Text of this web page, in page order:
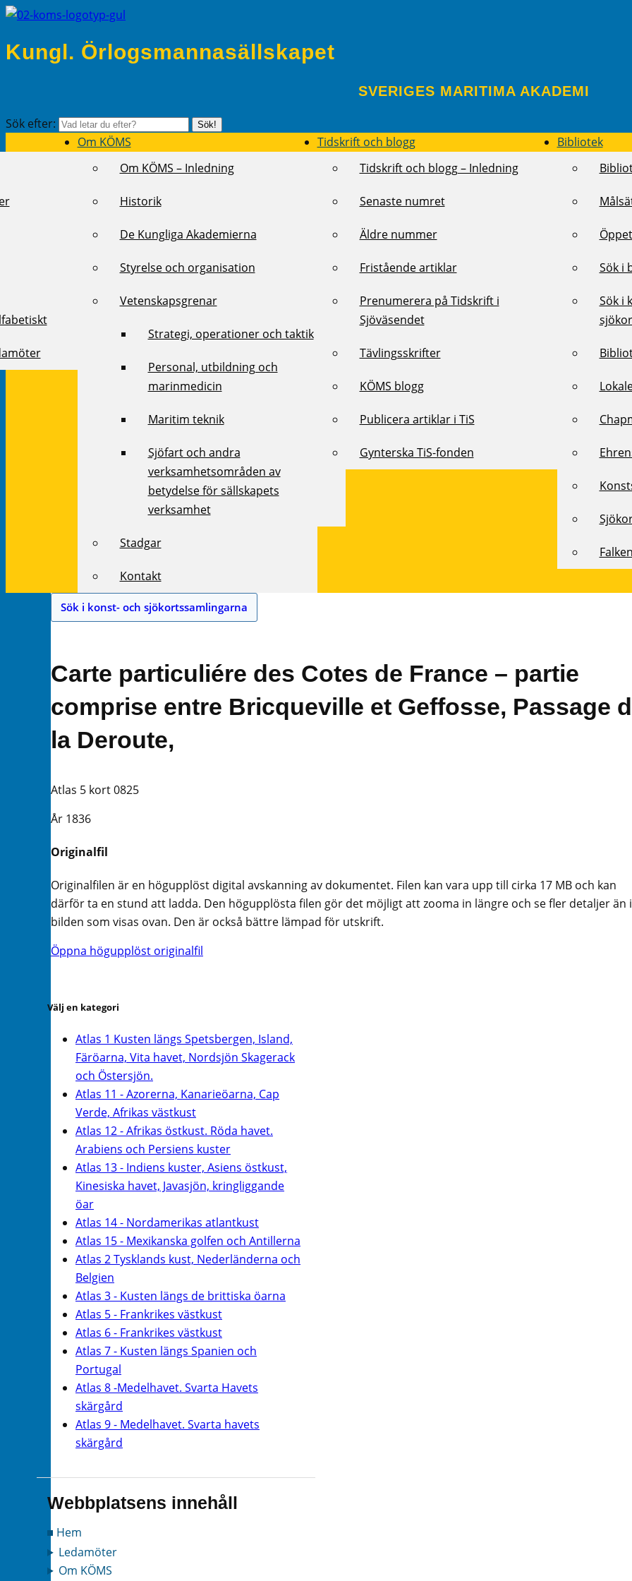
Kungl. Örlogsmannasällskapet
SVERIGES MARITIMA AKADEMI
Sök efter: Sök!
Om KÖMS
Om KÖMS – Inledning
Historik
De Kungliga Akademierna
Styrelse och organisation
Vetenskapsgrenar
Strategi, operationer och taktik
Personal, utbildning och
marinmedicin
Maritim teknik
Sjöfart och andra
verksamhetsområden av
betydelse för sällskapets
verksamhet
Stadgar
Kontakt
Tidskrift och blogg
Tidskrift och blogg – Inledning
Senaste numret
Äldre nummer
Fristående artiklar
Prenumerera på Tidskrift i
Sjöväsendet
Tävlingsskrifter
KÖMS blogg
Publicera artiklar i TiS
Gynterska TiS-fonden
Bibliotek
Sök i
Sök i
Sök i konst- och sjökortssamlingarna
Carte particuliére des Cotes de France – partie
comprise entre Bricqueville et Geffosse, Passage
la Deroute,
Atlas 5 kort 0825
År 1836
Originalfil
Originalfilen är en högupplöst digital avskanning av dokumentet. Filen kan vara upp till cirka 17 MB och kan
därför ta en stund att ladda. Den högupplösta filen gör det möjligt att zooma in längre och se fler detaljer än i
bilden som visas ovan. Den är också bättre lämpad för utskrift.
Öppna högupplöst originalfil
Välj en kategori
Atlas 1 Kusten längs Spetsbergen, Island,
Färöarna, Vita havet, Nordsjön Skagerack
och Östersjön.
Atlas 11 - Azorerna, Kanarieöarna, Cap
Verde, Afrikas västkust
Atlas 12 - Afrikas östkust. Röda havet.
Arabiens och Persiens kuster
Atlas 13 - Indiens kuster, Asiens östkust,
Kinesiska havet, Javasjön, kringliggande
öar
Atlas 14 - Nordamerikas atlantkust
Atlas 15 - Mexikanska golfen och Antillerna
Atlas 2 Tysklands kust, Nederländerna och
Belgien
Atlas 3 - Kusten längs de brittiska öarna
Atlas 5 - Frankrikes västkust
Atlas 6 - Frankrikes västkust
Atlas 7 - Kusten längs Spanien och
Portugal
Atlas 8 -Medelhavet. Svarta Havets
skärgård
Atlas 9 - Medelhavet. Svarta havets
skärgård
Webbplatsens innehåll
Hem
Ledamöter
Om KÖMS